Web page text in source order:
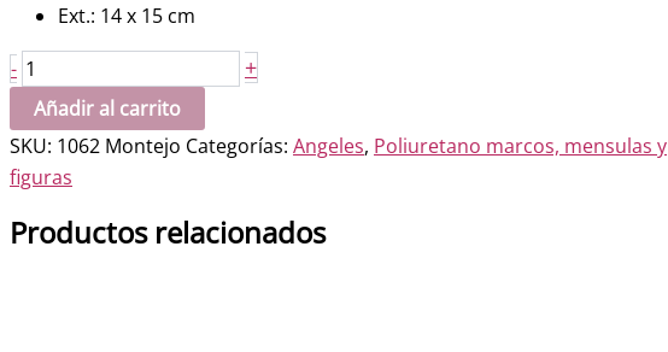
Ext.: 14 x 15 cm
- Ángel
benditera
pequeño
cantidad
+
Añadir al carrito
SKU: 1062 Montejo Categorías: Angeles, Poliuretano marcos, mensulas y
figuras
Productos relacionados